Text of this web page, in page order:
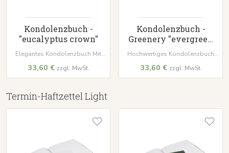
Kondolenzbuch -
"eucalyptus crown"
Elegantes Kondolenzbuch Mit
Seiten für wertvolle Erinnerungen
und Beileidsbekundungen.
33,60 € zzgl. MwSt.
Kondolenzbuch -
Greenery "evergreen
mint"
Hochwertiges Kondolenzbuch
Einband im 'Orange Craft'-
Design. 100 Seiten auf 120 g/m²
33,60 € zzgl. MwSt.
Termin-Haftzettel Light